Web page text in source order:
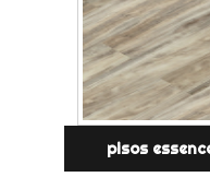
pisos